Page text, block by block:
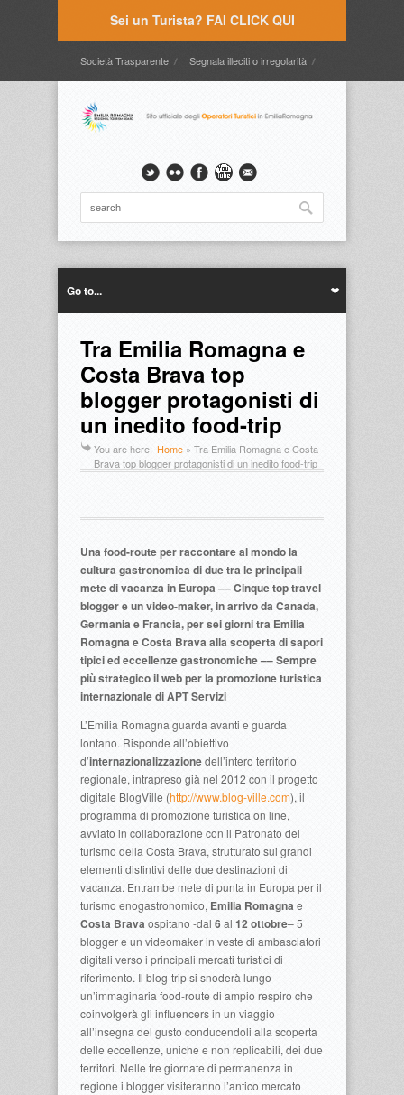
Sei un Turista? FAI CLICK QUI
Società Trasparente Segnala illeciti o irregolarità
Timbrature
Go to...
Tra Emilia Romagna e
Costa Brava top
blogger protagonisti di
un inedito food-trip
You are here: Home » Tra Emilia Romagna e Costa
Brava top blogger protagonisti di un inedito food-trip
Una food-route per raccontare al mondo la
cultura gastronomica di due tra le principali
mete di vacanza in Europa ––Cinque top travel
blogger e un video-maker, in arrivo da Canada,
Germania e Francia, per sei giorni tra Emilia
Romagna e Costa Brava alla scoperta di sapori
tipici ed eccellenze gastronomiche––Sempre
più strategico il web per la promozione turistica
internazionale di APT Servizi
L’Emilia Romagna guarda avanti e guarda
lontano. Risponde all’obiettivo
d’internazionalizzazionedell’intero territorio
regionale, intrapreso già nel 2012 con il progetto
digitale BlogVille (http://www.blog-ville.com), il
programma di promozione turistica on line,
avviato in collaborazione con il Patronato del
turismo della Costa Brava, strutturato sui grandi
elementi distintivi delle due destinazioni di
vacanza. Entrambe mete di punta in Europa per il
turismo enogastronomico, Emilia Romagnae
Costa Bravaospitano -dal 6al 12 ottobre– 5
blogger e un videomaker in veste di ambasciatori
digitali verso i principali mercati turistici di
riferimento. Il blog-trip si snoderà lungo
un’immaginaria food-route di ampio respiro che
coinvolgerà gli influencers in un viaggio
all’insegna del gusto conducendoli alla scoperta
delle eccellenze, uniche e non replicabili, dei due
territori. Nelle tre giornate di permanenza in
regione i blogger visiteranno l’antico mercato